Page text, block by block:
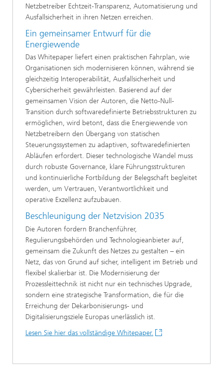
Netzbetreiber Echtzeit-Transparenz, Automatisierung und
Ausfallsicherheit in ihren Netzen erreichen.
Ein gemeinsamer Entwurf für die
Energiewende
Das Whitepaper liefert einen praktischen Fahrplan, wie
Organisationen sich modernisieren können, während sie
gleichzeitig Interoperabilität, Ausfallsicherheit und
Cybersicherheit gewährleisten. Basierend auf der
gemeinsamen Vision der Autoren, die Netto-Null-
Transition durch softwaredefinierte Betriebsstrukturen zu
ermöglichen, wird betont, dass die Energiewende von
Netzbetreibern den Übergang von statischen
Steuerungssystemen zu adaptiven, softwaredefinierten
Abläufen erfordert. Dieser technologische Wandel muss
durch robuste Governance, klare Führungsstrukturen
und kontinuierliche Fortbildung der Belegschaft begleitet
werden, um Vertrauen, Verantwortlichkeit und
operative Exzellenz aufzubauen.
Beschleunigung der Netzvision 2035
Die Autoren fordern Branchenführer,
Regulierungsbehörden und Technologieanbieter auf,
gemeinsam die Zukunft des Netzes zu gestalten – ein
Netz, das von Grund auf sicher, intelligent im Betrieb und
flexibel skalierbar ist. Die Modernisierung der
Prozessleittechnik ist nicht nur ein technisches Upgrade,
sondern eine strategische Transformation, die für die
Erreichung der Dekarbonisierungs- und
Digitalisierungsziele Europas unerlässlich ist.
Lesen Sie hier das vollständige Whitepaper.